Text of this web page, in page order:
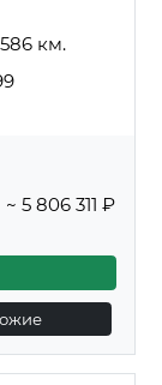
км.
~ 5 806 311 ₽